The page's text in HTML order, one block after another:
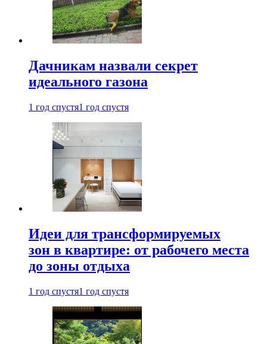
Дачникам назвали секрет
идеального газона
1 год спустя1 год спустя
Идеи для трансформируемых
зон в квартире: от рабочего места
до зоны отдыха
1 год спустя1 год спустя